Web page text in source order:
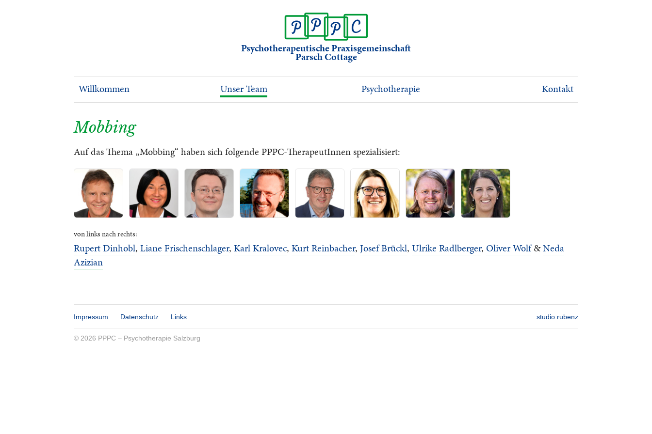
Psychotherapeutische Praxisgemeinschaft
Parsch Cottage
Willkommen Unser Team Psychotherapie Kontakt
Mobbing
Auf das Thema „Mobbing“ haben sich folgende PPPC-TherapeutInnen spezialisiert:
von links nach rechts:
Rupert Dinhobl, Liane Frischenschlager, Karl Kralovec, Kurt Reinbacher, Josef Brückl, Ulrike Radlberger, Oliver Wolf&Neda
Azizian
Impressum Datenschutz Links studio.rubenz
© 2026 PPPC – Psychotherapie Salzburg